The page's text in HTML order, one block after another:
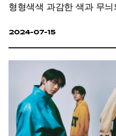
형형색색 과감한 색과 무
2024-07-15